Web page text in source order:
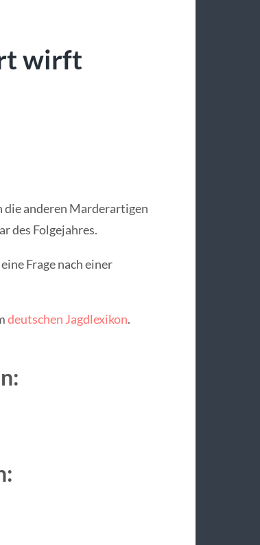
wirft
die anderen Marderartigen
des Folgejahres.
Frage nach einer
deutschen Jagdlexikon.